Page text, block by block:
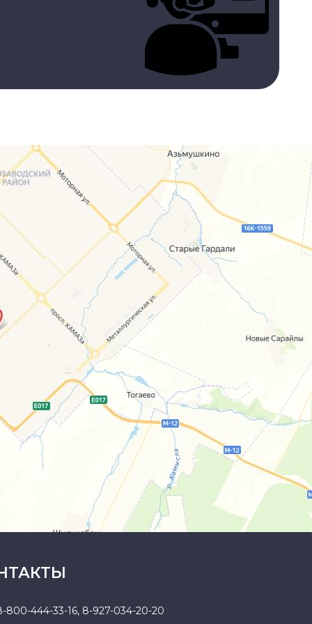
800-444-33-16, 8-927-034-20-20